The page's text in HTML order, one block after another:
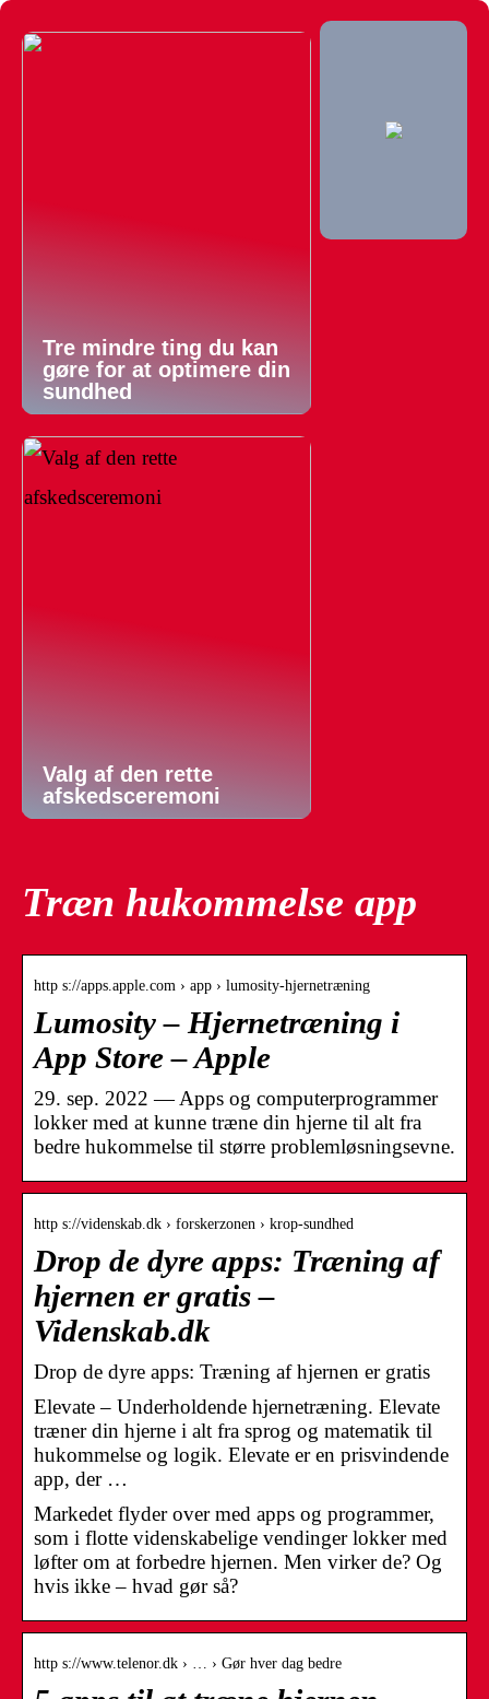
Tre mindre ting du kan
gøre for at optimere din
sundhed
Valg af den rette
afskedsceremoni
Træn hukommelse app
http s://apps.apple.com › app › lumosity-hjernetræning
Lumosity – Hjernetræning i
App Store – Apple
29. sep. 2022 — Apps og computerprogrammer
lokker med at kunne træne din hjerne til alt fra
bedre hukommelse til større problemløsningsevne.
http s://videnskab.dk › forskerzonen › krop-sundhed
Drop de dyre apps: Træning af
hjernen er gratis –
Videnskab.dk
Drop de dyre apps: Træning af hjernen er gratis
Elevate – Underholdende hjernetræning. Elevate
træner din hjerne i alt fra sprog og matematik til
hukommelse og logik. Elevate er en prisvindende
app, der …
Markedet flyder over med apps og programmer,
som i flotte videnskabelige vendinger lokker med
løfter om at forbedre hjernen. Men virker de? Og
hvis ikke – hvad gør så?
http s://www.telenor.dk › … › Gør hver dag bedre